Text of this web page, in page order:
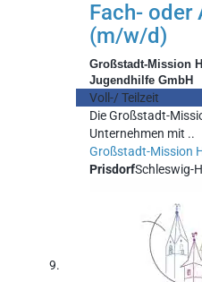
Fach- oder
(m/w/d)
Großstadt-Mission
Jugendhilfe GmbH
Voll-/ Teilzeit
Die Großstadt-
Unternehmen mit ..
Großstadt-Mission
PrisdorfSchleswig-